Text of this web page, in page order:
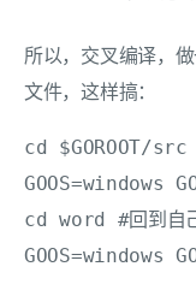
所以，交叉编译，
文件，这样搞：
cd $GOROOT/src
GOOS=windows
cd word #回到自